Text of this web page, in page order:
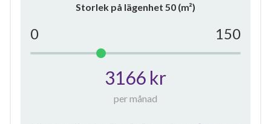
Storlek på lägenhet 50 (m²)
0 150
3166 kr
per månad